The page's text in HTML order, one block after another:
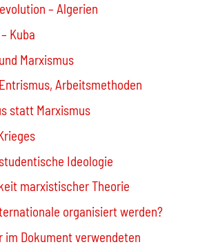
– Algerien
Kuba
Marxismus
Arbeitsmethoden
statt Marxismus
Ideologie
marxistischer Theorie
organisiert werden?
im Dokument verwendeten